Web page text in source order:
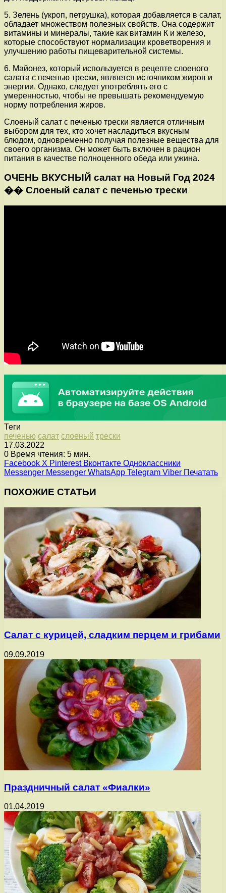
5. Зелень (укроп, петрушка), которая добавляется в салат,
обладает множеством полезных свойств. Она содержит
витамины и минералы, такие как витамин К и железо,
которые способствуют нормализации кроветворения и
улучшению работы пищеварительной системы.
6. Майонез, который используется в рецепте слоеного
салата с печенью трески, является источником жиров и
энергии. Однако, следует употреблять его с
умеренностью, чтобы не превышать рекомендуемую
норму потребления жиров.
Слоеный салат с печенью трески является отличным
выбором для тех, кто хочет насладиться вкусным
блюдом, одновременно получая полезные вещества для
своего организма. Он может быть включен в рацион
питания в качестве полноценного обеда или ужина.
ОЧЕНЬ ВКУСНЫЙ салат на Новый Год 2024
�� Слоеный салат с печенью трески
Теги
печенью салат слоеный трески
17.03.2022
0 Время чтения: 5 мин.
Facebook X Pinterest Вконтакте Одноклассники
Messenger Messenger WhatsApp Telegram Viber Печатать
ПОХОЖИЕ СТАТЬИ
Салат с курицей, сладким перцем и грибами
09.09.2019
Праздничный салат «Фиалки»
01.04.2019